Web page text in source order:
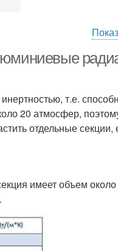
т.е.
20 атмосфер,
отдельные секции,
имеет объем около